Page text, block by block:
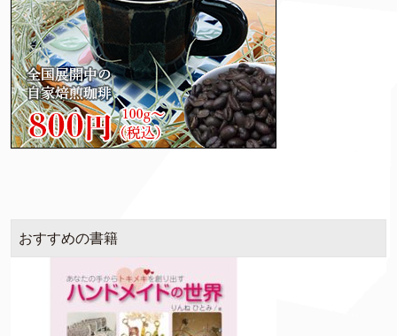
おすすめの書籍